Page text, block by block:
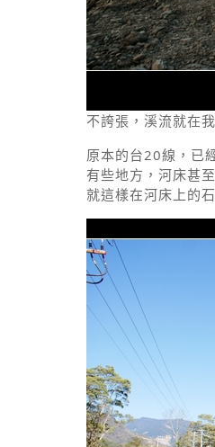
不誇張，溪流就在
原本的台20線，已
有些地方，河床甚
就這樣在河床上的